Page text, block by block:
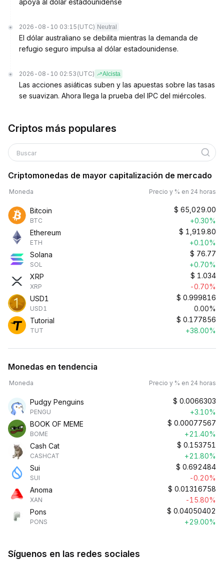
apoya al dólar estadounidense
2026-08-10 03:15 (UTC) Neutral
El dólar australiano se debilita mientras la demanda de
refugio seguro impulsa al dólar estadounidense.
2026-08-10 02:53 (UTC) Alcista
Las acciones asiáticas suben y las apuestas sobre las tasas
se suavizan. Ahora llega la prueba del IPC del miércoles.
Criptos más populares
Buscar
Criptomonedas de mayor capitalización de mercado
Moneda Precio y % en 24 horas
Bitcoin
BTC
$ 65,029.00
+0.30%
Ethereum
ETH
$ 1,919.80
+0.10%
Solana
SOL
$ 76.77
+0.70%
XRP
XRP
$ 1.034
-0.70%
USD1
USD1
$ 0.999816
0.00%
Tutorial
TUT
$ 0.177856
+38.00%
Monedas en tendencia
Moneda Precio y % en 24 horas
Pudgy Penguins
PENGU
$ 0.0066303
+3.10%
BOOK OF MEME
BOME
$ 0.00077567
+21.40%
Cash Cat
CASHCAT
$ 0.153751
+21.80%
Sui
SUI
$ 0.692484
-0.20%
Anoma
XAN
$ 0.01316758
-15.80%
Pons
PONS
$ 0.04050402
+29.00%
Síguenos en las redes sociales